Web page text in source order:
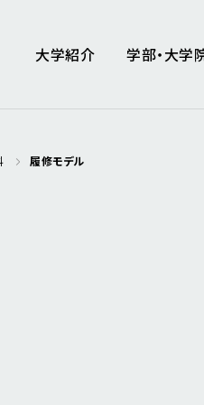
大学紹介 学部・大学
履修モデル